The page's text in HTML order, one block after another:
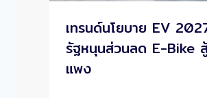
เทรนด์นโยบาย EV
รัฐหนุนส่วนลด E-Bike
แพง